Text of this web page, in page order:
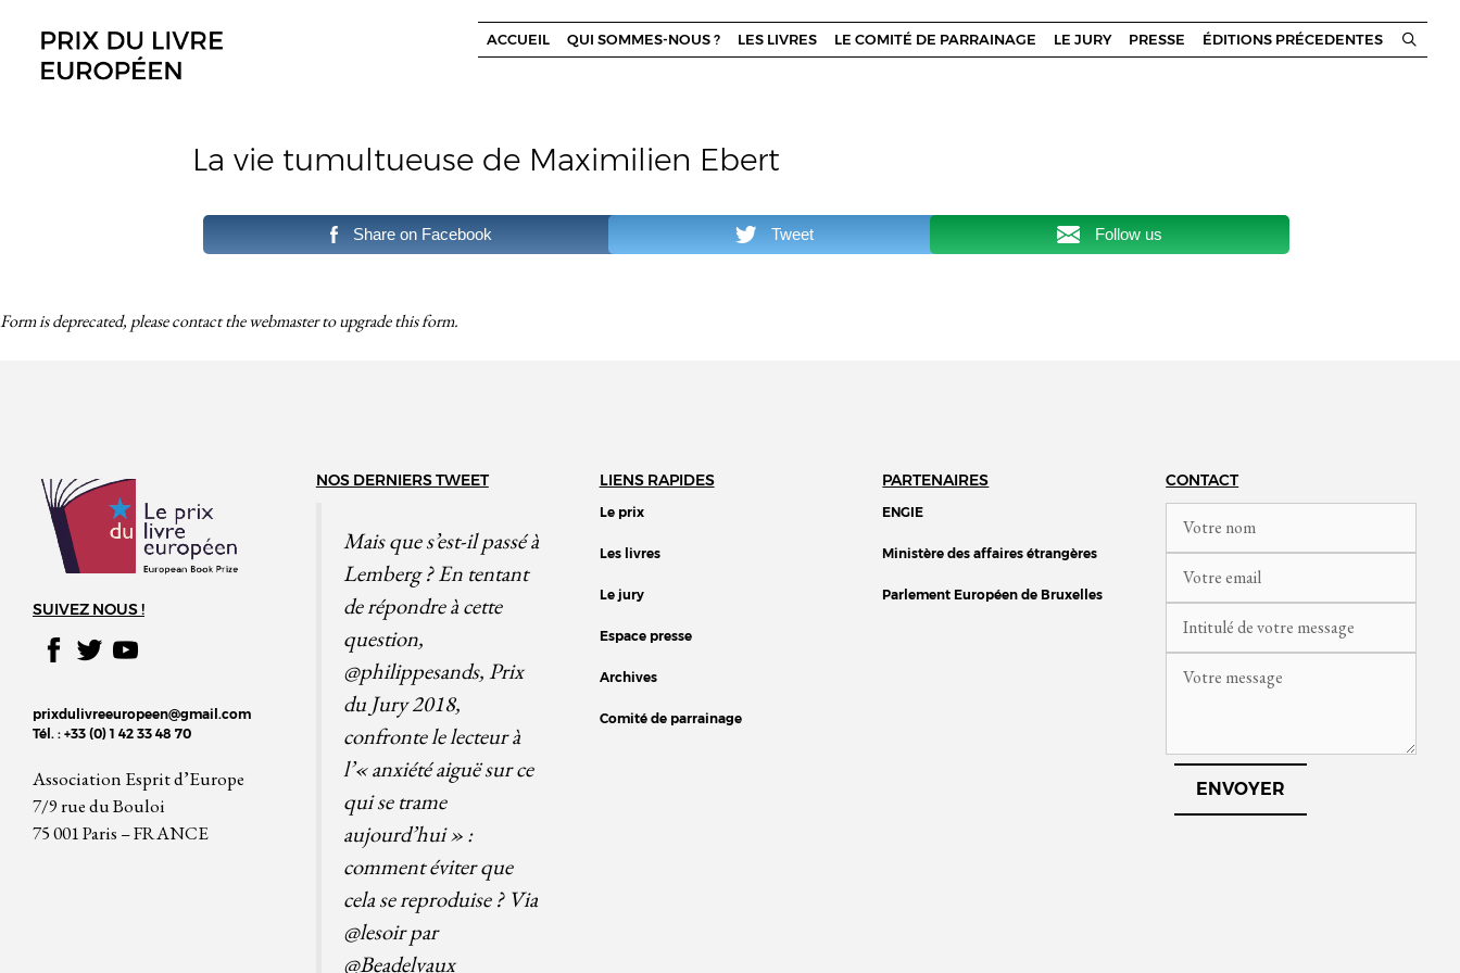
contenu
ACCUEIL QUI SOMMES-NOUS ? LES LIVRES LE COMITÉ DE PARRAINAGE LE JURY PRESSE ÉDITIONS PRÉCEDENTES
La vie tumultueuse de Maximilien Ebert
Share on Facebook Tweet Follow us
Form is deprecated, please contact the webmaster toupgradethis form.
SUIVEZ NOUS !
prixdulivreeuropeen@gmail.com
Tél. : +33 (0) 1 42 33 48 70
Association Esprit d’Europe
7/9 rue du Bouloi
75 001 Paris – FRANCE
NOS DERNIERS TWEET
Mais que s’est-il passé à
Lemberg ? En tentant
de répondre à cette
question,
@philippesands, Prix
du Jury 2018,
confronte le lecteur à
l’« anxiété aiguë sur ce
qui se trame
aujourd’hui » :
comment éviter que
cela se reproduise ? Via
@lesoirpar
@Beadelvaux
LIENS RAPIDES
Le prix
Les livres
Le jury
Espace presse
Archives
Comité de parrainage
PARTENAIRES
ENGIE
Ministère des affaires étrangères
Parlement Européen de Bruxelles
CONTACT